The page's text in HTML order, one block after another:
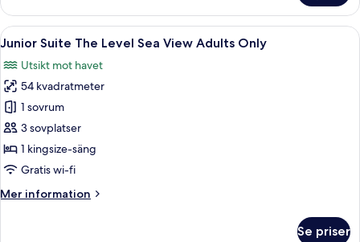
Junior
Suite
(2+1)
Öppna
alla
foton
för
Junior
Suite
The
Level
View
Ett modernt hotellrum med en
10
Junior Suite The Level Sea View Adults Only
Utsikt mot havet
54 kvadratmeter
1 sovrum
3 sovplatser
1 kingsize-säng
Gratis wi-fi
Mer information
Mer
Se priser